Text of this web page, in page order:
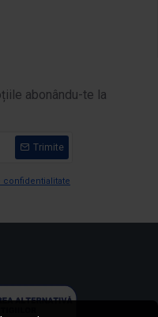
abonându-te la
Trimite
confidentialitate